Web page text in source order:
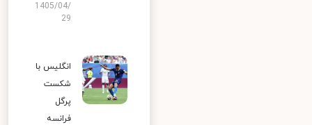
1405/04/
29
انگلیس با
شکست
پرگل
فرانسه